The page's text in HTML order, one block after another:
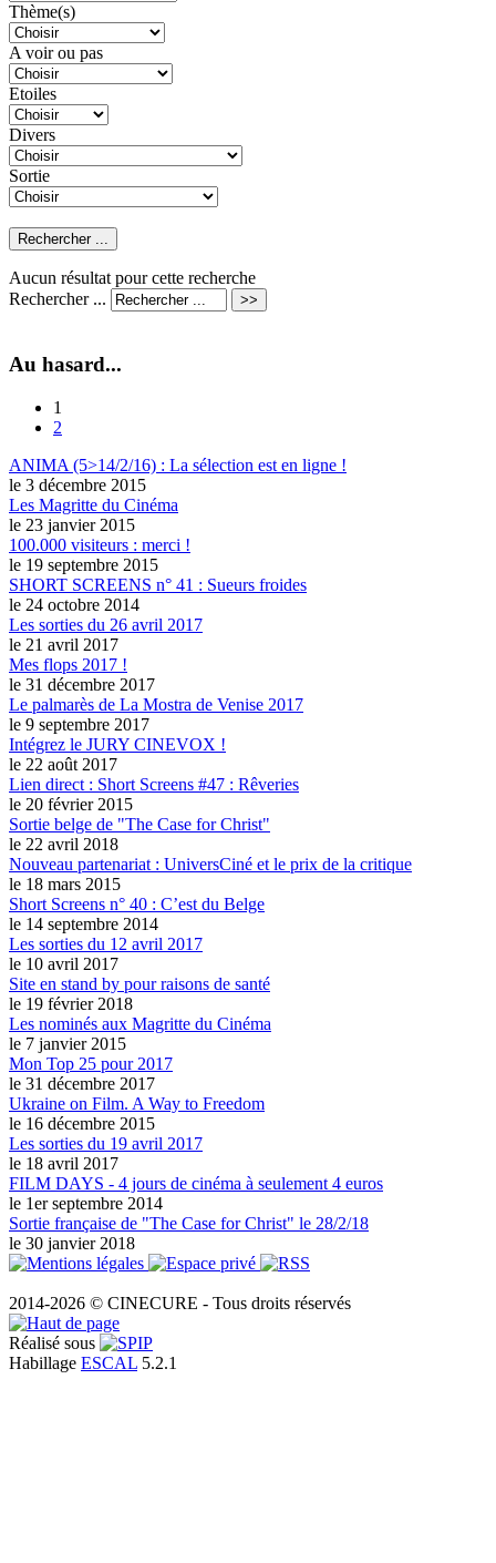
Thème(s)
A voir ou pas
Etoiles
Divers
Sortie
Aucun résultat pour cette recherche
Rechercher ...
Au hasard...
1
2
ANIMA (5>14/2/16) : La sélection est en ligne !
le 3 décembre 2015
Les Magritte du Cinéma
le 23 janvier 2015
100.000 visiteurs : merci !
le 19 septembre 2015
SHORT SCREENS n° 41 : Sueurs froides
le 24 octobre 2014
Les sorties du 26 avril 2017
le 21 avril 2017
Mes flops 2017 !
le 31 décembre 2017
Le palmarès de La Mostra de Venise 2017
le 9 septembre 2017
Intégrez le JURY CINEVOX !
le 22 août 2017
Lien direct : Short Screens #47 : Rêveries
le 20 février 2015
Sortie belge de "The Case for Christ"
le 22 avril 2018
Nouveau partenariat : UniversCiné et le prix de la critique
le 18 mars 2015
Short Screens n° 40 : C’est du Belge
le 14 septembre 2014
Les sorties du 12 avril 2017
le 10 avril 2017
Site en stand by pour raisons de santé
le 19 février 2018
Les nominés aux Magritte du Cinéma
le 7 janvier 2015
Mon Top 25 pour 2017
le 31 décembre 2017
Ukraine on Film. A Way to Freedom
le 16 décembre 2015
Les sorties du 19 avril 2017
le 18 avril 2017
FILM DAYS - 4 jours de cinéma à seulement 4 euros
le 1er septembre 2014
Sortie française de "The Case for Christ" le 28/2/18
le 30 janvier 2018
2014-2026 © CINECURE - Tous droits réservés
Réalisé sous
Habillage ESCAL 5.2.1